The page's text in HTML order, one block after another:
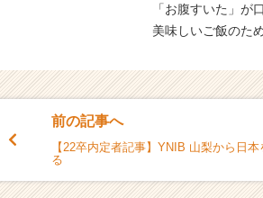
「お腹すいた」が
美味しいご飯のた
前の記事へ
【22卒内定者記事】YNIB 山梨から日本
る